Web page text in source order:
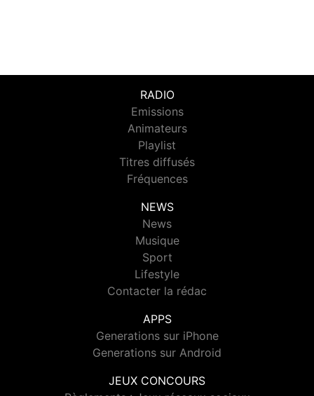
RADIO
Emissions
Animateurs
Playlist
Titres diffusés
Fréquences
NEWS
News
Musique
Sport
Lifestyle
Contacter la rédac
APPS
Generations sur iPhone
Generations sur Android
JEUX CONCOURS